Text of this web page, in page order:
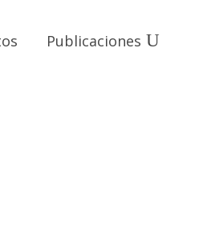
Publicaciones